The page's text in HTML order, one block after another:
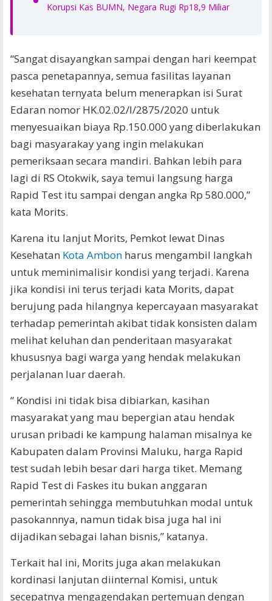
Korupsi Kas BUMN, Negara Rugi Rp18,9 Miliar
“Sangat disayangkan sampai dengan hari keempat
pasca penetapannya, semua fasilitas layanan
kesehatan ternyata belum menerapkan isi Surat
Edaran nomor HK.02.02/I/2875/2020 untuk
menyesuaikan biaya Rp.150.000 yang diberlakukan
bagi masyarakay yang ingin melakukan
pemeriksaan secara mandiri. Bahkan lebih para
lagi di RS Otokwik, saya temui langsung harga
Rapid Test itu sampai dengan angka Rp 580.000,”
kata Morits.
Karena itu lanjut Morits, Pemkot lewat Dinas
Kesehatan Kota Ambon harus mengambil langkah
untuk meminimalisir kondisi yang terjadi. Karena
jika kondisi ini terus terjadi kata Morits, dapat
berujung pada hilangnya kepercayaan masyarakat
terhadap pemerintah akibat tidak konsisten dalam
melihat keluhan dan penderitaan masyarakat
khususnya bagi warga yang hendak melakukan
perjalanan luar daerah.
“ Kondisi ini tidak bisa dibiarkan, kasihan
masyarakat yang mau bepergian atau hendak
urusan pribadi ke kampung halaman misalnya ke
Kabupaten dalam Provinsi Maluku, harga Rapid
test sudah lebih besar dari harga tiket. Memang
Rapid Test di Faskes itu bukan anggaran
pemerintah sehingga membutuhkan modal untuk
pasokannnya, namun tidak bisa juga hal ini
dijadikan sebagai lahan bisnis,” katanya.
Terkait hal ini, Morits juga akan melakukan
kordinasi lanjutan diinternal Komisi, untuk
secepatnya mengagendakan pertemuan dengan